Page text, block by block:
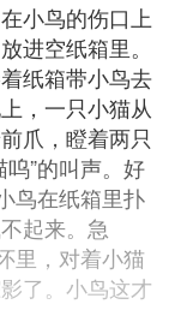
小鸟的伤口上
进空纸箱里。
纸箱带小鸟去
，一只小猫从
爪，瞪着两只
”的叫声。好
鸟在纸箱里扑
起来。急
里，对着小猫
了。小鸟这才